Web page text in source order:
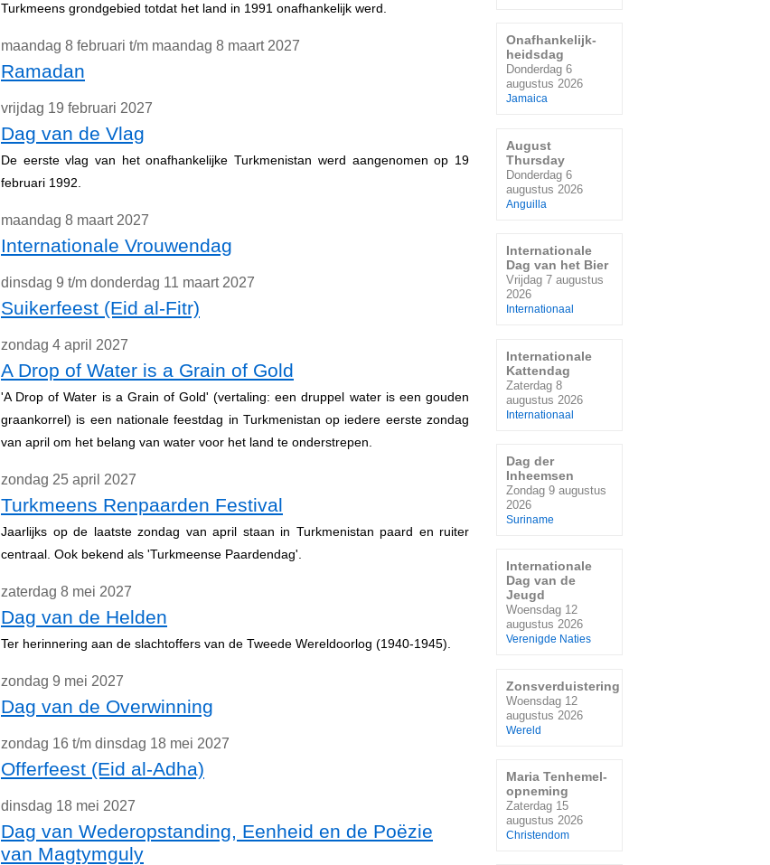
Turkmeens grondgebied totdat het land in 1991 onafhankelijk werd.
maandag 8 februari t/m maandag 8 maart 2027
Ramadan
vrijdag 19 februari 2027
Dag van de Vlag
De eerste vlag van het onafhankelijke Turkmenistan werd aangenomen op 19
februari 1992.
maandag 8 maart 2027
Internationale Vrouwendag
dinsdag 9 t/m donderdag 11 maart 2027
Suikerfeest (Eid al-Fitr)
zondag 4 april 2027
A Drop of Water is a Grain of Gold
'A Drop of Water is a Grain of Gold' (vertaling: een druppel water is een gouden
graankorrel) is een nationale feestdag in Turkmenistan op iedere eerste zondag
van april om het belang van water voor het land te onderstrepen.
zondag 25 april 2027
Turkmeens Renpaarden Festival
Jaarlijks op de laatste zondag van april staan in Turkmenistan paard en ruiter
centraal. Ook bekend als 'Turkmeense Paardendag'.
zaterdag 8 mei 2027
Dag van de Helden
Ter herinnering aan de slachtoffers van de Tweede Wereldoorlog (1940-1945).
zondag 9 mei 2027
Dag van de Overwinning
zondag 16 t/m dinsdag 18 mei 2027
Offerfeest (Eid al-Adha)
dinsdag 18 mei 2027
Dag van Wederopstanding, Eenheid en de Poëzie
van Magtymguly
Onafhankelijk-
heidsdag
Donderdag 6
augustus 2026
Jamaica
August
Thursday
Donderdag 6
augustus 2026
Anguilla
Internationale
Dag van het Bier
Vrijdag 7 augustus
2026
Internationaal
Internationale
Kattendag
Zaterdag 8
augustus 2026
Internationaal
Dag der
Inheemsen
Zondag 9 augustus
2026
Suriname
Internationale
Dag van de
Jeugd
Woensdag 12
augustus 2026
Verenigde Naties
Zonsverduistering
Woensdag 12
augustus 2026
Wereld
Maria Tenhemel-
opneming
Zaterdag 15
augustus 2026
Christendom